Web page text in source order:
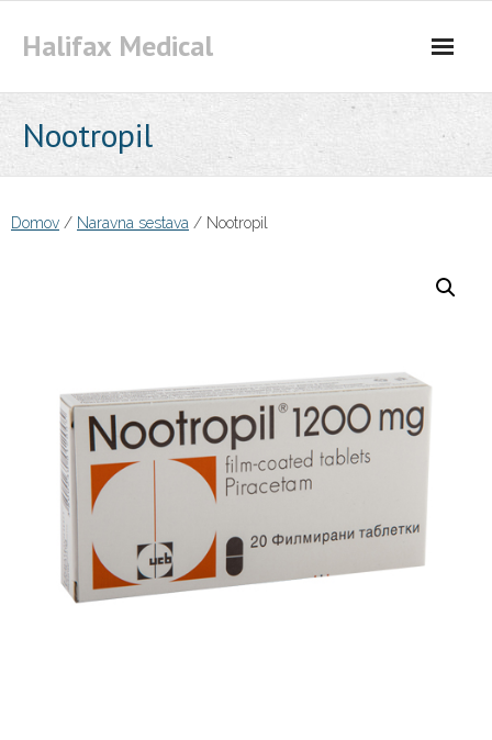
Halifax Medical
Nootropil
Domov / Naravna sestava / Nootropil